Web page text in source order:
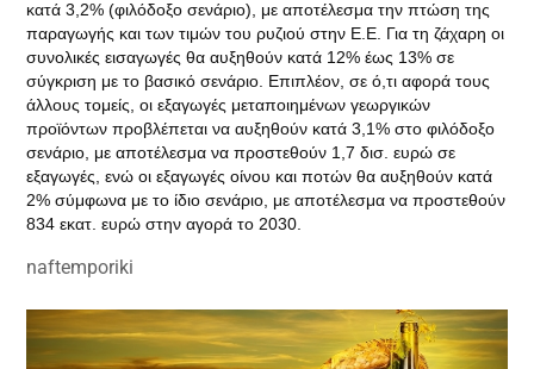
κατά 3,2% (φιλόδοξο σενάριο), με αποτέλεσμα την πτώση της
παραγωγής και των τιμών του ρυζιού στην Ε.Ε. Για τη ζάχαρη οι
συνολικές εισαγωγές θα αυξηθούν κατά 12% έως 13% σε
σύγκριση με το βασικό σενάριο. Επιπλέον, σε ό,τι αφορά τους
άλλους τομείς, οι εξαγωγές μεταποιημένων γεωργικών
προϊόντων προβλέπεται να αυξηθούν κατά 3,1% στο φιλόδοξο
σενάριο, με αποτέλεσμα να προστεθούν 1,7 δισ. ευρώ σε
εξαγωγές, ενώ οι εξαγωγές οίνου και ποτών θα αυξηθούν κατά
2% σύμφωνα με το ίδιο σενάριο, με αποτέλεσμα να προστεθούν
834 εκατ. ευρώ στην αγορά το 2030.
naftemporiki